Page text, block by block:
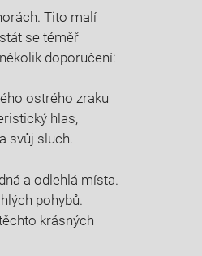
Tito malí
se téměř
doporučení:
ostrého zraku
hlas,
svůj sluch.
a odlehlá místa.
pohybů.
krásných